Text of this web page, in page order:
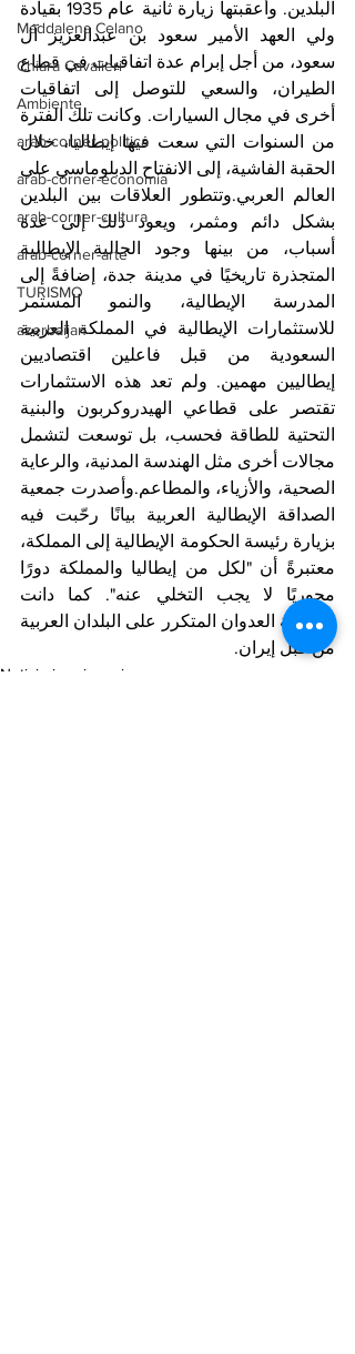
Maddalena Celano
Chiara Cavalieri
Ambiente
arab-corner-politica
arab-corner-economia
arab-corner-cultura
arab-corner-arte
TURISMO
azerbaijan
ولي العهد الأمير سعود بن عبدالعزيز آل
سعود، من أجل إبرام عدة اتفاقيات في قطاع
أخرى في مجال السيارات. وكانت تلك الفترة
من السنوات التي سعت فيها إيطاليا، خلال
بشكل دائم ومثمر، ويعود ذلك إلى عدة
أسباب، من بينها وجود الجالية الإيطالية
للاستثمارات الإيطالية في المملكة العربية
من قبل إيران.
Notizie in primo piano